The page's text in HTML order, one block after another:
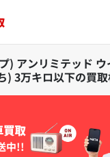
) アンリミテッド
) 3万キロ以下の買
中!!